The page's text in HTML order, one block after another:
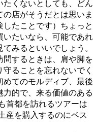
くないとしても、どん
店がそうだとは思いま
たことです）ちょっと
いたいなら、可能であれ
みるといいでしょう。
するときは、肩や脚を
ることを忘れないでく
てのモルディブ、最後
的で、来る価値のある
首都を訪れるツアーは
産を購入するのにベス